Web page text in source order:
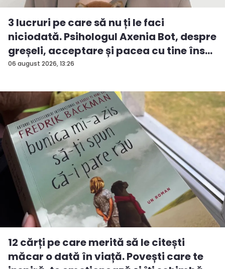
06 august 2026, 13:26
3 lucruri pe care să nu ți le faci
niciodată. Psihologul Axenia Bot, despre
greșeli, acceptare și pacea cu tine îns...
12 cărți pe care merită să le citești
măcar o dată în viață. Povești care te